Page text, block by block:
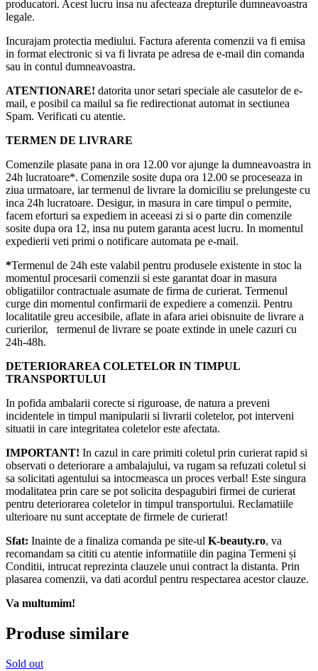
producatori. Acest lucru insa nu afecteaza drepturile dumneavoastra
legale.
Incurajam protectia mediului. Factura aferenta comenzii va fi emisa
in format electronic si va fi livrata pe adresa de e-mail din comanda
sau in contul dumneavoastra.
ATENTIONARE! datorita unor setari speciale ale casutelor de e-
mail, e posibil ca mailul sa fie redirectionat automat in sectiunea
Spam. Verificati cu atentie.
TERMEN DE LIVRARE
Comenzile plasate pana in ora 12.00 vor ajunge la dumneavoastra in
24h lucratoare*. Comenzile sosite dupa ora 12.00 se proceseaza in
ziua urmatoare, iar termenul de livrare la domiciliu se prelungeste cu
inca 24h lucratoare. Desigur, in masura in care timpul o permite,
facem eforturi sa expediem in aceeasi zi si o parte din comenzile
sosite dupa ora 12, insa nu putem garanta acest lucru. In momentul
expedierii veti primi o notificare automata pe e-mail.
*Termenul de 24h este valabil pentru produsele existente in stoc la
momentul procesarii comenzii si este garantat doar in masura
obligatiilor contractuale asumate de firma de curierat. Termenul
curge din momentul confirmarii de expediere a comenzii. Pentru
localitatile greu accesibile, aflate in afara ariei obisnuite de livrare a
curierilor, termenul de livrare se poate extinde in unele cazuri cu
24h-48h.
DETERIORAREA COLETELOR IN TIMPUL
TRANSPORTULUI
In pofida ambalarii corecte si riguroase, de natura a preveni
incidentele in timpul manipularii si livrarii coletelor, pot interveni
situatii in care integritatea coletelor este afectata.
IMPORTANT! In cazul in care primiti coletul prin curierat rapid si
observati o deteriorare a ambalajului, va rugam sa refuzati coletul si
sa solicitati agentului sa intocmeasca un proces verbal! Este singura
modalitatea prin care se pot solicita despagubiri firmei de curierat
pentru deteriorarea coletelor in timpul transportului. Reclamatiile
ulterioare nu sunt acceptate de firmele de curierat!​
Sfat: Inainte de a finaliza comanda pe site-ul K-beauty.ro, va
recomandam sa cititi cu atentie informatiile din pagina Termeni și
Conditii, intrucat reprezinta clauzele unui contract la distanta. Prin
plasarea comenzii, va dati acordul pentru respectarea acestor clauze.
Va multumim!
Produse similare
Sold out